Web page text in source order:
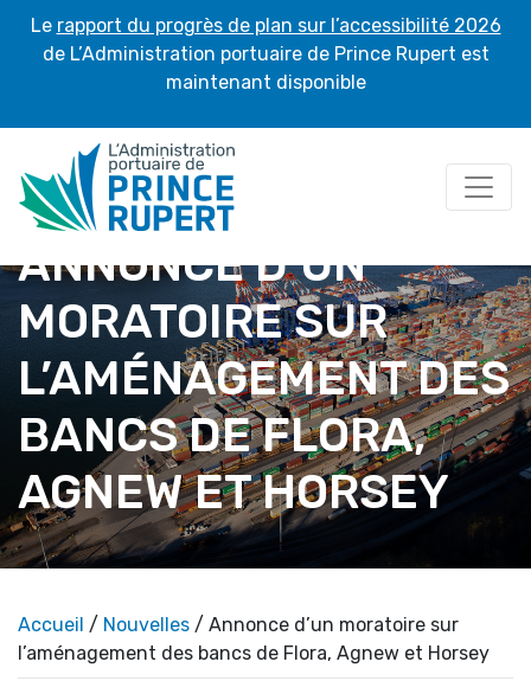
Le rapport du progrès de plan sur l’accessibilité 2026
de L’Administration portuaire de Prince Rupert est
maintenant disponible
ANNONCE D’UN
MORATOIRE SUR
L’AMÉNAGEMENT DES
BANCS DE FLORA,
AGNEW ET HORSEY
Accueil / Nouvelles / Annonce d’un moratoire sur
l’aménagement des bancs de Flora, Agnew et Horsey